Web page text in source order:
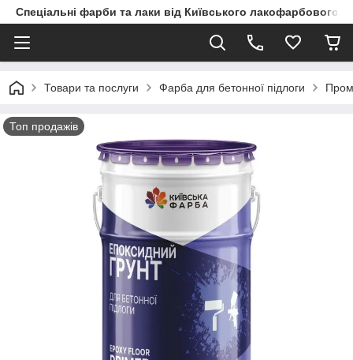
Спеціальні фарби та лаки від Київського
Товари та послуги Фарба для бетонної підлоги
Топ продажів